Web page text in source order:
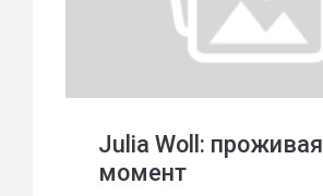
Julia Woll: проживая
момент